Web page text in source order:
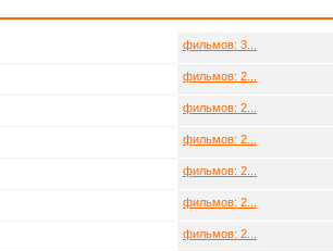
фильмов: 3...
фильмов: 2...
фильмов: 2...
фильмов: 2...
фильмов: 2...
фильмов: 2...
фильмов: 2...